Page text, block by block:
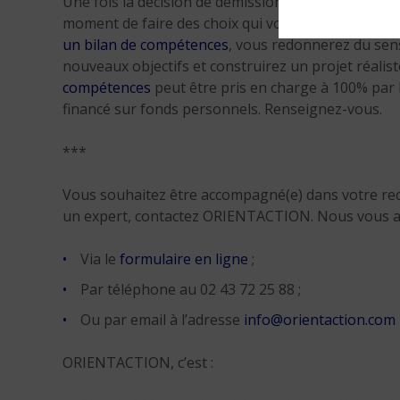
moment de faire des choix qui vont s’avérer
un bilan de compétences, vous redonnerez du
nouveaux objectifs et construirez un projet
compétences peut être pris en charge à 100%
financé sur fonds personnels. Renseignez-vous.
***
Vous souhaitez être accompagné(e) dans votre
un expert, contactez ORIENTACTION. Nous vous
Via le formulaire en ligne ;
Par téléphone au 02 43 72 25 88 ;
Ou par email à l’adresse info@orientaction.com
ORIENTACTION, c’est :